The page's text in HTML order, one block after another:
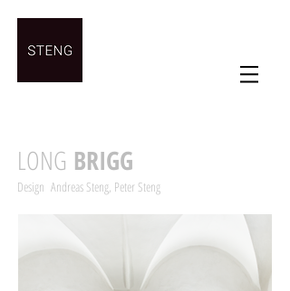
LONG BRIGG
Design Andreas Steng, Peter Steng